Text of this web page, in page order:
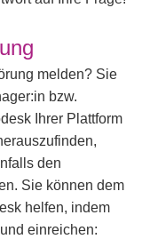
melden? Sie
bzw.
Ihrer Plattform
den
Sie können dem
helfen, indem
einreichen: